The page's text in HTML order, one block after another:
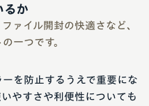
るか
ァイル開封の快適さなど、
一つです。
を防止するうえで重要にな
やすさや利便性についても